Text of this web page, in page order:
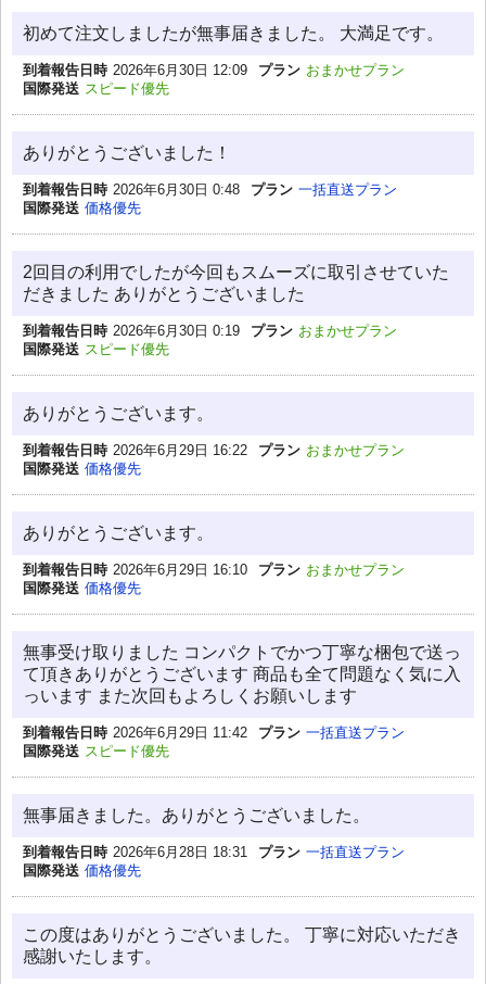
初めて注文しましたが無事届きました。 大満足です。
到着報告日時 2026年6月30日 12:09 プラン おまかせプラン
国際発送 スピード優先
ありがとうございました！
到着報告日時 2026年6月30日 0:48 プラン 一括直送プラン
国際発送 価格優先
2回目の利用でしたが今回もスムーズに取引させていた
だきました ありがとうございました
到着報告日時 2026年6月30日 0:19 プラン おまかせプラン
国際発送 スピード優先
ありがとうございます。
到着報告日時 2026年6月29日 16:22 プラン おまかせプラン
国際発送 価格優先
ありがとうございます。
到着報告日時 2026年6月29日 16:10 プラン おまかせプラン
国際発送 価格優先
無事受け取りました コンパクトでかつ丁寧な梱包で送っ
て頂きありがとうございます 商品も全て問題なく気に入
っいます また次回もよろしくお願いします
到着報告日時 2026年6月29日 11:42 プラン 一括直送プラン
国際発送 スピード優先
無事届きました。ありがとうございました。
到着報告日時 2026年6月28日 18:31 プラン 一括直送プラン
国際発送 価格優先
この度はありがとうございました。 丁寧に対応いただき
感謝いたします。